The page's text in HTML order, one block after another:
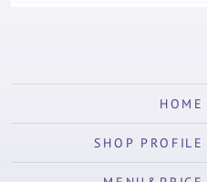
HOME
SHOP PROFILE